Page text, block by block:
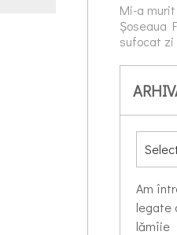
Mi-a
Șoseaua
sufocat zi
Am
legate
lămîie